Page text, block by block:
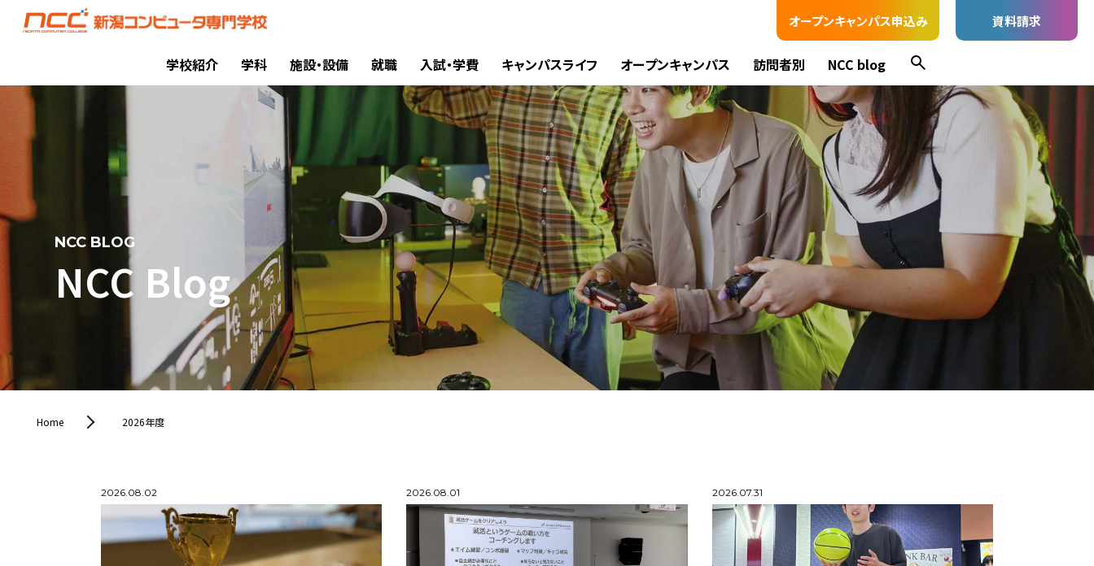
オープンキャンパス申込み 資料請求
学校紹介 学科 施設・設備 就職 入試・学費 キャンパスライフ オープンキャンパス 訪問者別 NCC blog
NCC BLOG
NCC Blog
Home 2026年度
2026.08.02 2026.08.01 2026.07.31